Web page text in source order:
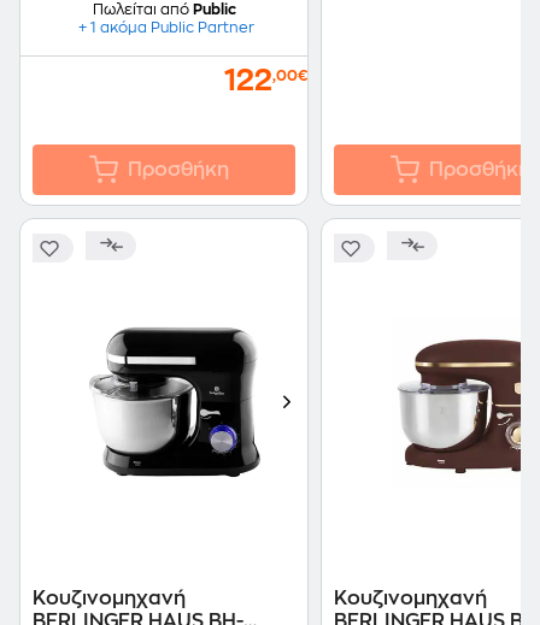
Πωλείται από Public
+ 1 ακόμα Public Partner
122,00€
Προσθήκη Προσθήκη
Κουζινομηχανή
Κουζινομηχανή